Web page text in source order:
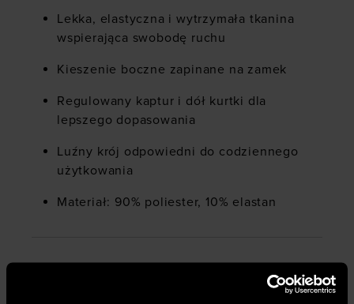
Lekka, elastyczna i wytrzymała tkanina
wspierająca swobodę ruchu
Kieszenie boczne zapinane na zamek
Regulowany kaptur i dół kurtki dla
lepszego dopasowania
Luźny krój odpowiedni do codziennego
użytkowania
Materiał: 90% poliester, 10% elastan